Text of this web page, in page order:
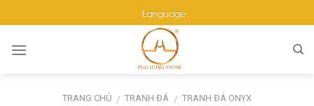
to
content
TRANG CHỦ / TRANH ĐÁ / TRANH ĐÁ ONYX
Language